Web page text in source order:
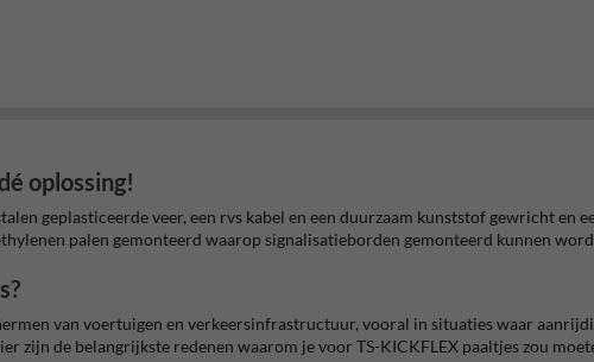
oplossing!
geplasticeerde veer, een rvs kabel en een duurzaam kunststof gewricht en
palen gemonteerd waarop signalisatieborden gemonteerd kunnen
van voertuigen en verkeersinfrastructuur, vooral in situaties waar
zijn de belangrijkste redenen waarom je voor TS-KICKFLEX paaltjes zou